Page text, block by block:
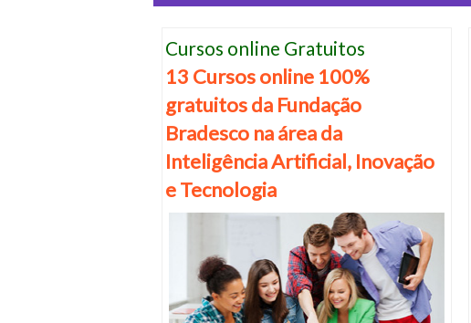
Cursos online Gratuitos
13 Cursos online 100%
gratuitos da Fundação
Bradesco na área da
Inteligência Artificial, Inovação
e Tecnologia